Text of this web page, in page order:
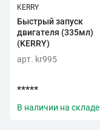
KERRY
Быстрый запуск
двигателя (335мл)
(KERRY)
арт. kr995
*****
В наличии на складе